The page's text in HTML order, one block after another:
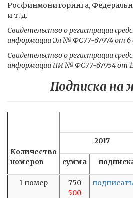
Росфинмониторинга,
и т. д.
Свидетельство о регистрации
информации Эл № ФС77-67974 от 6
Свидетельство о регистрации
информации ПИ № ФС77-67954 от 13
Подписка на
Количество
номеров
2017
сумма
1 номер
750
500